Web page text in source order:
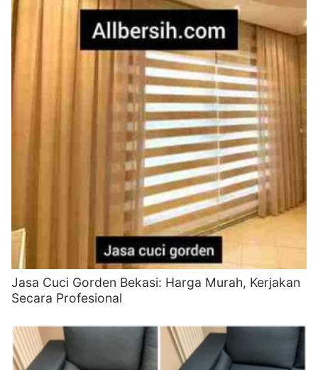
Jasa Cuci Gorden Bekasi: Harga Murah, Kerjakan
Secara Profesional